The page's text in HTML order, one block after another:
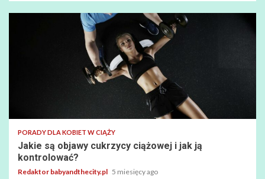
PORADY DLA KOBIET W CIĄŻY
Jakie są objawy cukrzycy ciążowej i jak ją
kontrolować?
Redaktor babyandthecity.pl 5 miesięcy ago